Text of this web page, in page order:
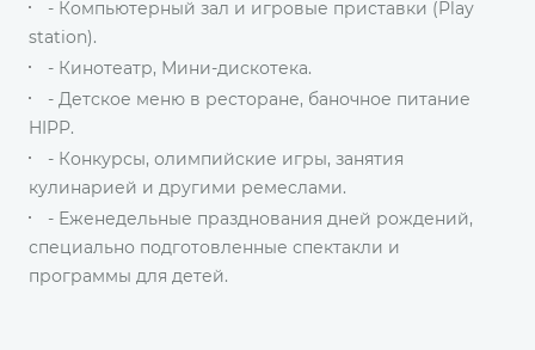
- Компьютерный зал и игровые приставки (Play
station).
- Кинотеатр, Мини-дискотека.
- Детское меню в ресторане, баночное питание
HIPP.
- Конкурсы, олимпийские игры, занятия
кулинарией и другими ремеслами.
- Еженедельные празднования дней рождений,
специально подготовленные спектакли и
программы для детей.